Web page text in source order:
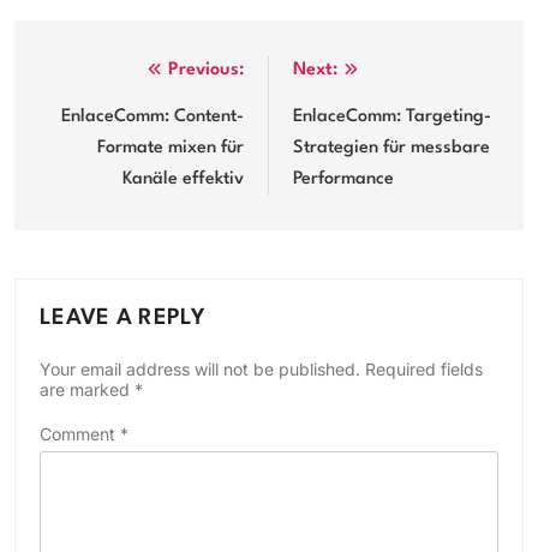
navigation
Previous:
EnlaceComm: Content-
Formate mixen für
Kanäle effektiv
Next:
EnlaceComm: Targeting-
Strategien für messbare
Performance
LEAVE A REPLY
Your email address will not be published. Required fields
are marked *
Comment *